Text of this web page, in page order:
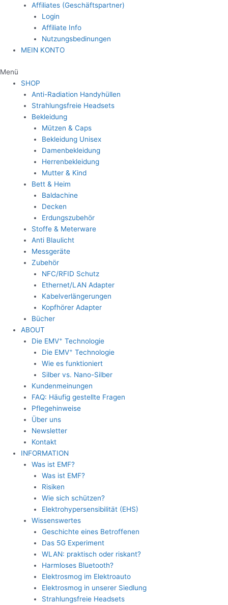
Affiliates (Geschäftspartner)
Login
Affiliate Info
Nutzungsbedinungen
MEIN KONTO
Menü
SHOP
Anti-Radiation Handyhüllen
Strahlungsfreie Headsets
Bekleidung
Mützen & Caps
Bekleidung Unisex
Damenbekleidung
Herrenbekleidung
Mutter & Kind
Bett & Heim
Baldachine
Decken
Erdungszubehör
Stoffe & Meterware
Anti Blaulicht
Messgeräte
Zubehör
NFC/RFID Schutz
Ethernet/LAN Adapter
Kabelverlängerungen
Kopfhörer Adapter
Bücher
ABOUT
Die EMV+ Technologie
Die EMV+ Technologie
Wie es funktioniert
Silber vs. Nano-Silber
Kundenmeinungen
FAQ: Häufig gestellte Fragen
Pflegehinweise
Über uns
Newsletter
Kontakt
INFORMATION
Was ist EMF?
Was ist EMF?
Risiken
Wie sich schützen?
Elektrohypersensibilität (EHS)
Wissenswertes
Geschichte eines Betroffenen
Das 5G Experiment
WLAN: praktisch oder riskant?
Harmloses Bluetooth?
Elektrosmog im Elektroauto
Elektrosmog in unserer Siedlung
Strahlungsfreie Headsets